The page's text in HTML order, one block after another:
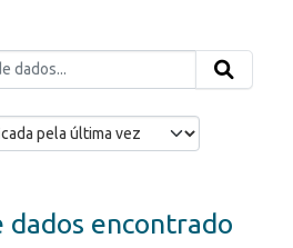
dados encontrado